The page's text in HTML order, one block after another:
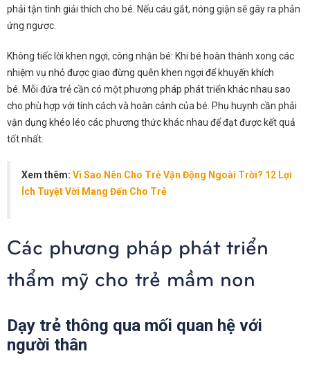
phải tận tình giải thích cho bé. Nếu cáu gắt, nóng giận sẽ gây ra phản
ứng ngược.
Không tiếc lời khen ngợi, công nhận bé: Khi bé hoàn thành xong các
nhiệm vụ nhỏ được giao đừng quên khen ngợi để khuyến khích
bé. Mỗi đứa trẻ cần có một phương pháp phát triển khác nhau sao
cho phù hợp với tính cách và hoàn cảnh của bé. Phụ huynh cần phải
vận dụng khéo léo các phương thức khác nhau để đạt được kết quả
tốt nhất.
Xem thêm: Vì Sao Nên Cho Trẻ Vận Động Ngoài Trời? 12 Lợi
Ích Tuyệt Vời Mang Đến Cho Trẻ
Các phương pháp phát triển
thẩm mỹ cho trẻ mầm non
Dạy trẻ thông qua mối quan hệ với
người thân